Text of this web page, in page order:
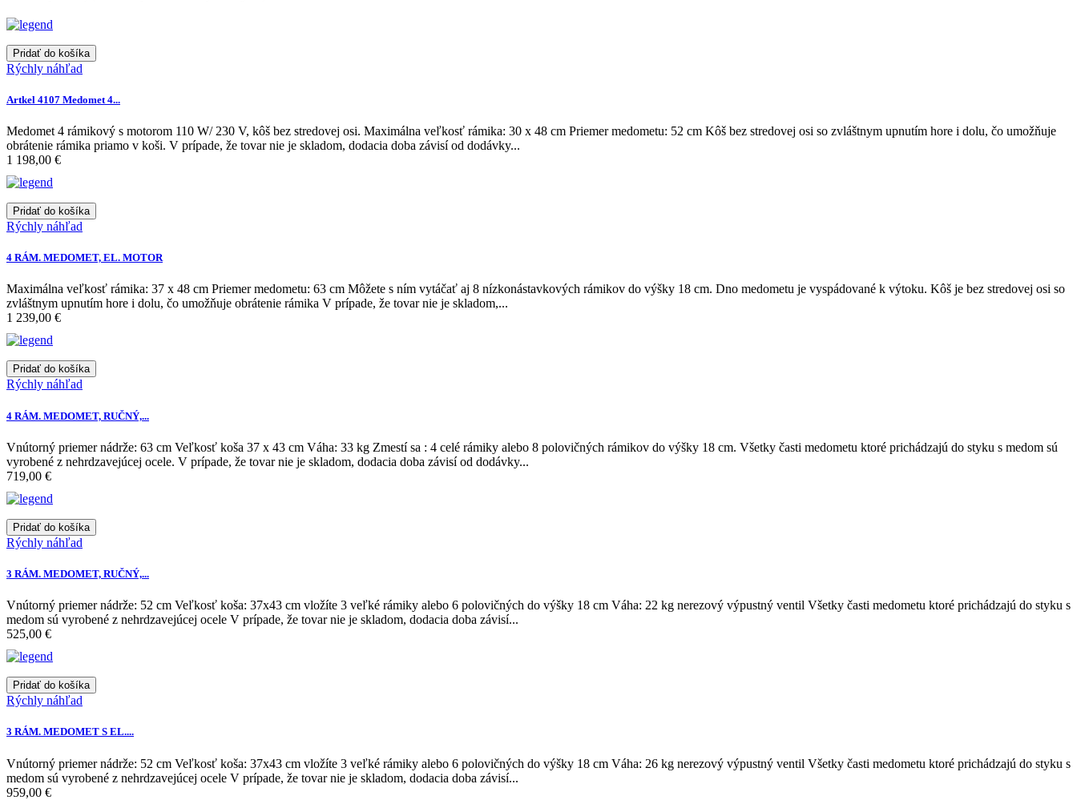
Pridať do košíka
Rýchly náhľad
Artkel 4107 Medomet 4...
Medomet 4 rámikový s motorom 110 W/ 230 V, kôš bez stredovej osi. Maximálna veľkosť rámika: 30 x 48 cm Priemer medometu: 52 cm Kôš bez stredovej osi so zvláštnym upnutím hore i dolu, čo umožňuje
obrátenie rámika priamo v koši. V prípade, že tovar nie je skladom, dodacia doba závisí od dodávky...
1 198,00 €
Pridať do košíka
Rýchly náhľad
4 RÁM. MEDOMET, EL. MOTOR
Maximálna veľkosť rámika: 37 x 48 cm Priemer medometu: 63 cm Môžete s ním vytáčať aj 8 nízkonástavkových rámikov do výšky 18 cm. Dno medometu je vyspádované k výtoku. Kôš je bez stredovej osi so
zvláštnym upnutím hore i dolu, čo umožňuje obrátenie rámika V prípade, že tovar nie je skladom,...
1 239,00 €
Pridať do košíka
Rýchly náhľad
4 RÁM. MEDOMET, RUČNÝ,...
Vnútorný priemer nádrže: 63 cm Veľkosť koša 37 x 43 cm Váha: 33 kg Zmestí sa : 4 celé rámiky alebo 8 polovičných rámikov do výšky 18 cm. Všetky časti medometu ktoré prichádzajú do styku s medom sú
vyrobené z nehrdzavejúcej ocele. V prípade, že tovar nie je skladom, dodacia doba závisí od dodávky...
719,00 €
Pridať do košíka
Rýchly náhľad
3 RÁM. MEDOMET, RUČNÝ,...
Vnútorný priemer nádrže: 52 cm Veľkosť koša: 37x43 cm vložíte 3 veľké rámiky alebo 6 polovičných do výšky 18 cm Váha: 22 kg nerezový výpustný ventil Všetky časti medometu ktoré prichádzajú do styku s
medom sú vyrobené z nehrdzavejúcej ocele V prípade, že tovar nie je skladom, dodacia doba závisí...
525,00 €
Pridať do košíka
Rýchly náhľad
3 RÁM. MEDOMET S EL....
Vnútorný priemer nádrže: 52 cm Veľkosť koša: 37x43 cm vložíte 3 veľké rámiky alebo 6 polovičných do výšky 18 cm Váha: 26 kg nerezový výpustný ventil Všetky časti medometu ktoré prichádzajú do styku s
medom sú vyrobené z nehrdzavejúcej ocele V prípade, že tovar nie je skladom, dodacia doba závisí...
959,00 €